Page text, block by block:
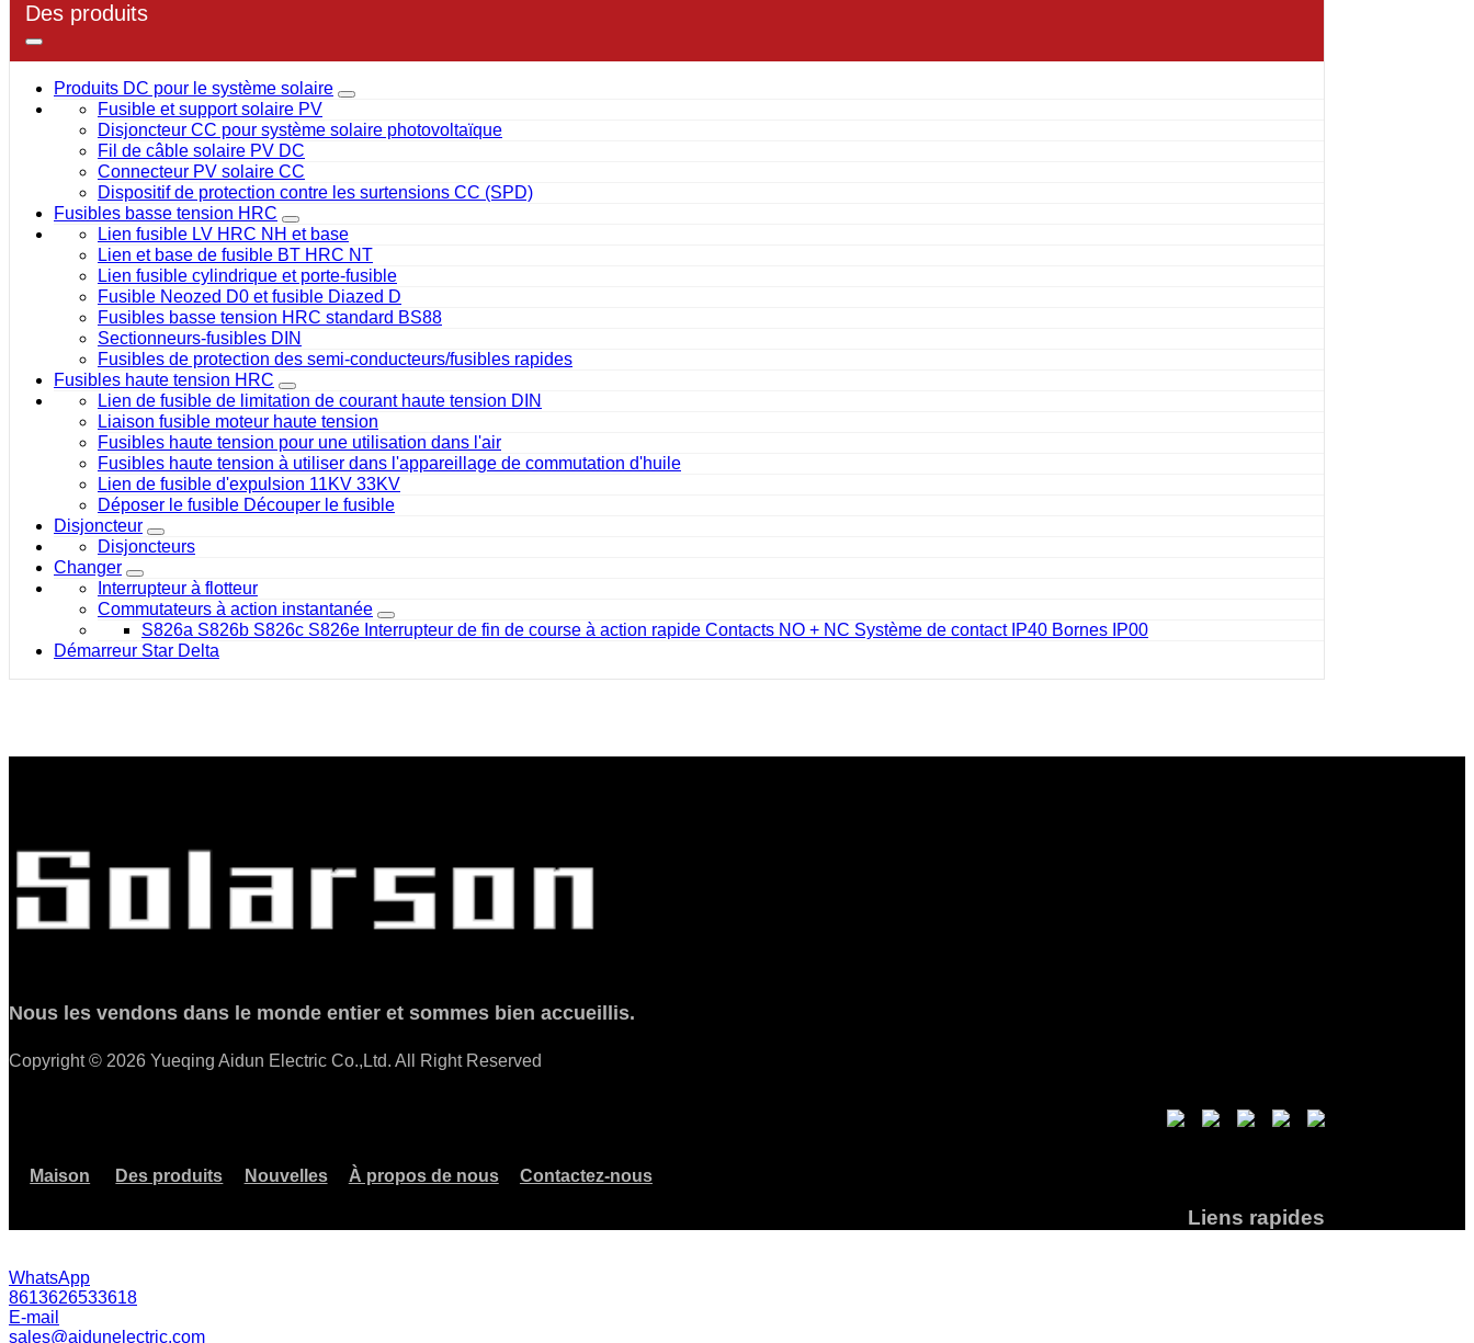
Des produits
Produits DC pour le système solaire
Fusible et support solaire PV
Disjoncteur CC pour système solaire photovoltaïque
Fil de câble solaire PV DC
Connecteur PV solaire CC
Dispositif de protection contre les surtensions CC (SPD)
Fusibles basse tension HRC
Lien fusible LV HRC NH et base
Lien et base de fusible BT HRC NT
Lien fusible cylindrique et porte-fusible
Fusible Neozed D0 et fusible Diazed D
Fusibles basse tension HRC standard BS88
Sectionneurs-fusibles DIN
Fusibles de protection des semi-conducteurs/fusibles rapides
Fusibles haute tension HRC
Lien de fusible de limitation de courant haute tension DIN
Liaison fusible moteur haute tension
Fusibles haute tension pour une utilisation dans l'air
Fusibles haute tension à utiliser dans l'appareillage de commutation d'huile
Lien de fusible d'expulsion 11KV 33KV
Déposer le fusible Découper le fusible
Disjoncteur
Disjoncteurs
Changer
Interrupteur à flotteur
Commutateurs à action instantanée
S826a S826b S826c S826e Interrupteur de fin de course à action rapide Contacts NO + NC Système de contact IP40 Bornes IP00
Démarreur Star Delta
Nous les vendons dans le monde entier et sommes bien accueillis.
Copyright © 2026 Yueqing Aidun Electric Co.,Ltd. All Right Reserved
Maison Des produits Nouvelles À propos de nous Contactez-nous
Liens rapides
WhatsApp
8613626533618
E-mail
sales@aidunelectric.com